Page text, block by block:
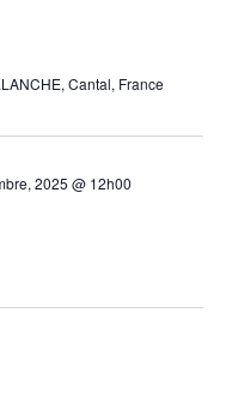
Cantal, France
2025 @ 12h00